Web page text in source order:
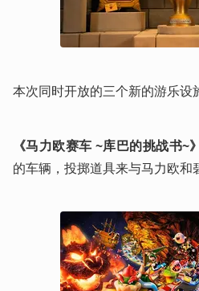
本次同时开放的三个新的游乐设
《马力欧赛车 ~库巴的挑战书~
的车辆，投掷道具来与马力欧和